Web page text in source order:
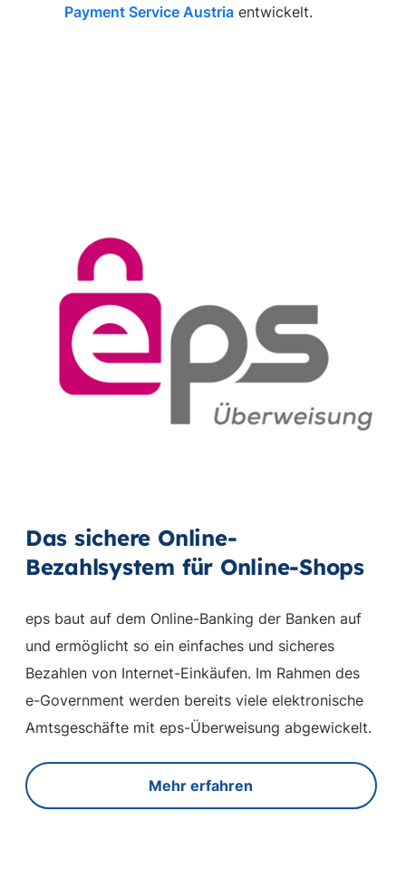
Payment Service Austriaentwickelt.
Das sichere Online-
Bezahlsystem für Online-Shops
eps baut auf dem Online-Banking der Banken auf
und ermöglicht so ein einfaches und sicheres
Bezahlen von Internet-Einkäufen. Im Rahmen des
e-Government werden bereits viele elektronische
Amtsgeschäfte mit eps-Überweisung abgewickelt.
Mehr erfahren